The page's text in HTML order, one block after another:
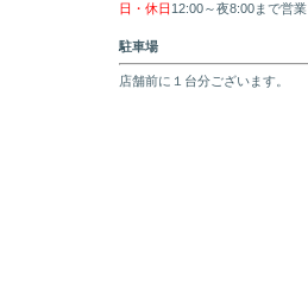
日・休日 12:00～夜8:00まで営業
駐車場
店舗前に１台分ございます。